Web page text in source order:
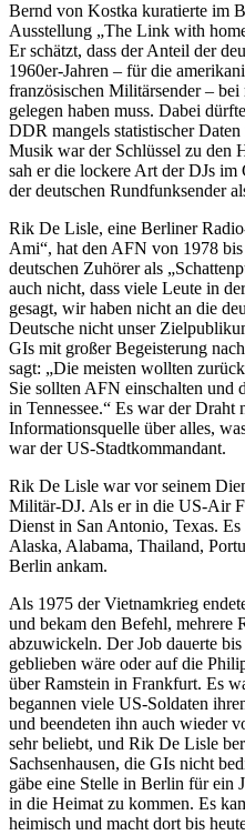
Bernd von Kostka kuratierte im
Ausstellung „The Link with
Er schätzt, dass der Anteil der
1960er-Jahren – für die
französischen Militärsender –
gelegen haben muss. Dabei
DDR mangels statistischer
Musik war der Schlüssel zu den
sah er die lockere Art der DJs
der deutschen Rundfunksender
Rik De Lisle, eine Berliner
Ami“, hat den AFN von 1978
deutschen Zuhörer als
auch nicht, dass viele Leute in
gesagt, wir haben nicht an die
Deutsche nicht unser
GIs mit großer Begeisterung
sagt: „Die meisten wollten
Sie sollten AFN einschalten und
in Tennessee.“ Es war der Draht
Informationsquelle über alles,
war der US-Stadtkommandant.
Rik De Lisle war vor seinem
Militär-DJ. Als er in die US-Air
Dienst in San Antonio, Texas.
Alaska, Alabama, Thailand,
Berlin ankam.
Als 1975 der Vietnamkrieg
und bekam den Befehl, mehrere
abzuwickeln. Der Job dauerte
geblieben wäre oder auf die
über Ramstein in Frankfurt. Es
begannen viele US-Soldaten
und beendeten ihn auch wieder
sehr beliebt, und Rik De Lisle
Sachsenhausen, die GIs nicht
gäbe eine Stelle in Berlin für ein
in die Heimat zu kommen. Es
heimisch und macht dort bis